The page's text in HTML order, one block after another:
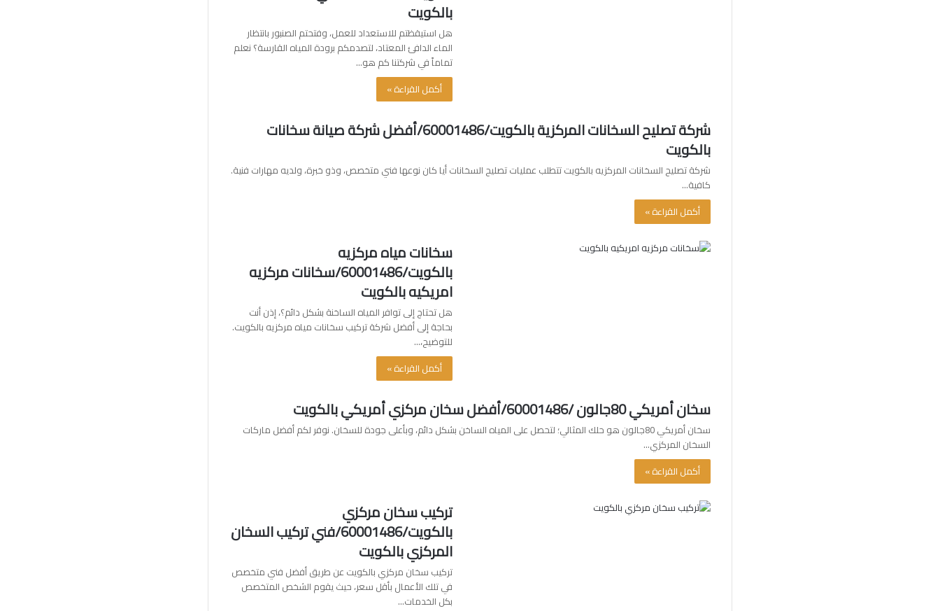
بالكويت
هل استيقظتم للاستعداد للعمل، وفتحتم الصنبور بانتظار
الماء الدافئ المعتاد، لتصدمكم برودة المياه القارسة؟ نعلم
تماماً في شركتنا كم هو…
أكمل القراءة »
شركة تصليح السخانات المركزية بالكويت/60001486/أفضل شركة صيانة سخانات
بالكويت
شركة تصليح السخانات المركزيه بالكويت تتطلب عمليات تصليح السخانات أيا كان نوعها فني متخصص، وذو خبرة، ولديه مهارات فنية.
كافية…
أكمل القراءة »
سخانات مياه مركزيه
بالكويت/60001486/سخانات مركزيه
امريكيه بالكويت
هل تحتاج إلى توافر المياه الساخنة بشكل دائم؟، إذن أنت
بحاجة إلى أفضل شركة تركيب سخانات مياه مركزيه بالكويت.
للتوضيح،…
أكمل القراءة »
سخان أمريكي 80جالون /60001486/أفضل سخان مركزي أمريكي بالكويت
سخان أمريكي 80جالون هو حلك المثالي؛ لتحصل على المياه الساخن بشكل دائم، وبأعلى جودة للسخان. نوفر لكم أفضل ماركات
السخان المركزي…
أكمل القراءة »
تركيب سخان مركزي
بالكويت/60001486/فني تركيب السخان
المركزي بالكويت
تركيب سخان مركزي بالكويت عن طريق أفضل فني متخصص
في تلك الأعمال بأقل سعر، حيث يقوم الشخص المتخصص
بكل الخدمات…